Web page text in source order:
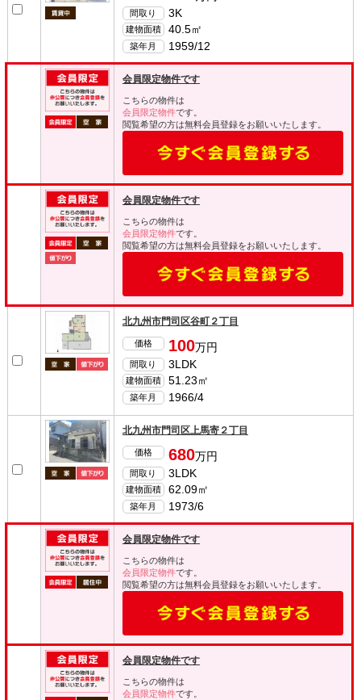
間取り 3K
建物面積 40.5㎡
築年月 1959/12
会員限定物件です
こちらの物件は
会員限定物件です。
閲覧希望の方は無料会員登録をお願いいたします。
会員限定物件です
こちらの物件は
会員限定物件です。
閲覧希望の方は無料会員登録をお願いいたします。
北九州市門司区谷町２丁目
価格 100万円
間取り 3LDK
建物面積 51.23㎡
築年月 1966/4
北九州市門司区上馬寄２丁目
価格 680万円
間取り 3LDK
建物面積 62.09㎡
築年月 1973/6
会員限定物件です
こちらの物件は
会員限定物件です。
閲覧希望の方は無料会員登録をお願いいたします。
会員限定物件です
こちらの物件は
会員限定物件です。